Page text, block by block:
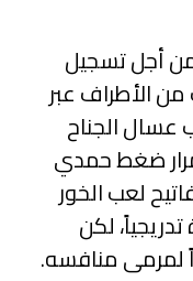
أجل تسجيل
الأطراف عبر
عسال الجناح
ضغط حمدي
لعب الخور
لكن
لمرمى منافسه.